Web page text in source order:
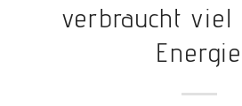
verbraucht
Energie